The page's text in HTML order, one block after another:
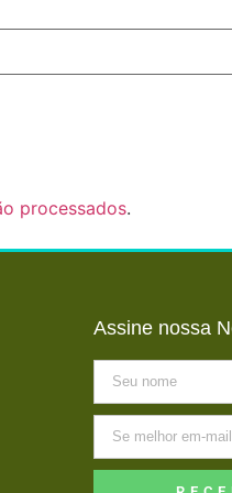
processados.
Assine nossa